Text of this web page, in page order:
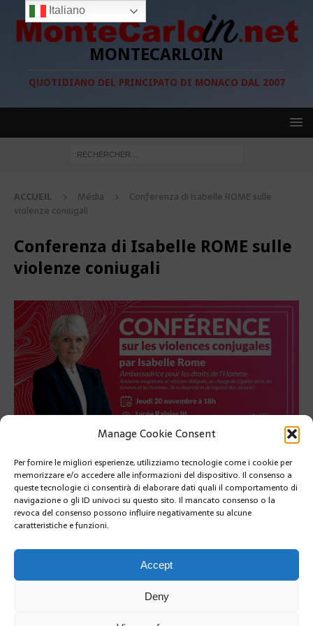
Manage Cookie Consent
Per fornire le migliori esperienze, utilizziamo tecnologie come i cookie per
memorizzare e/o accedere alle informazioni del dispositivo. Il consenso a
queste tecnologie ci consentirà di elaborare dati quali il comportamento di
navigazione o gli ID univoci su questo sito. Il mancato consenso o la
revoca del consenso possono influire negativamente su alcune
caratteristiche e funzioni.
Accept
Deny
MONTECARLOIN
QUOTIDIANO DEL PRINCIPATO DI MONACO DAL 2007
ACCUEIL Média
Conferenza di Isabelle ROME sulle
violenze coniugali
Conferenza di Isabelle ROME sulle
violenze coniugali
una conferenza sul tema della prevenzione e della lotta contro le
violenze coniugali.
L’Ambasciatore francese per i diritti umani, Isabelle Rome,
terrà una conferenza sul tema della prevenzione e della lotta
contro le violenze coniugali.
Italiano